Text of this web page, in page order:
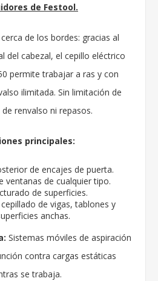
de Festool.
de los bordes: gracias al
del cabezal, el cepillo eléctrico
permite trabajar a ras y con
ilimitada. Sin limitación de
renvalso ni repasos.
principales:
de encajes de puerta.
ventanas de cualquier tipo.
de superficies.
de vigas, tablones y
anchas.
Sistemas móviles de aspiración
contra cargas estáticas
se trabaja.